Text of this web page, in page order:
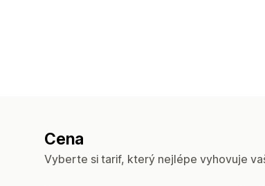
Cena
Vyberte si tarif, který nejlépe vyhovuje